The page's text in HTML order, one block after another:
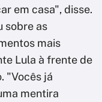
em casa", disse.
sobre as
mais
Lula à frente de
"Vocês já
mentira